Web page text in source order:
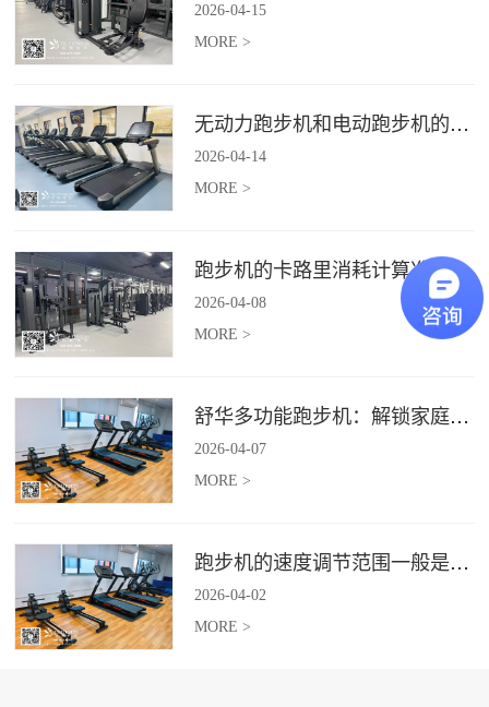
2026-04-15
MORE >
无动力跑步机和电动跑步机的区别是什么？
2026-04-14
MORE >
跑步机的卡路里消耗计算准确吗？
2026-04-08
MORE >
舒华多功能跑步机：解锁家庭健身新体验（体楷体育）
2026-04-07
MORE >
跑步机的速度调节范围一般是多少？
2026-04-02
MORE >